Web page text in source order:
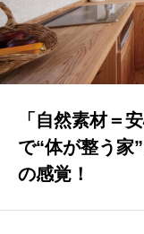
住環境の最適
電磁波対策と水の活性
楽しく創造的に暮ら
会社案内
「自然素材＝
で“体が整う家
の感覚！